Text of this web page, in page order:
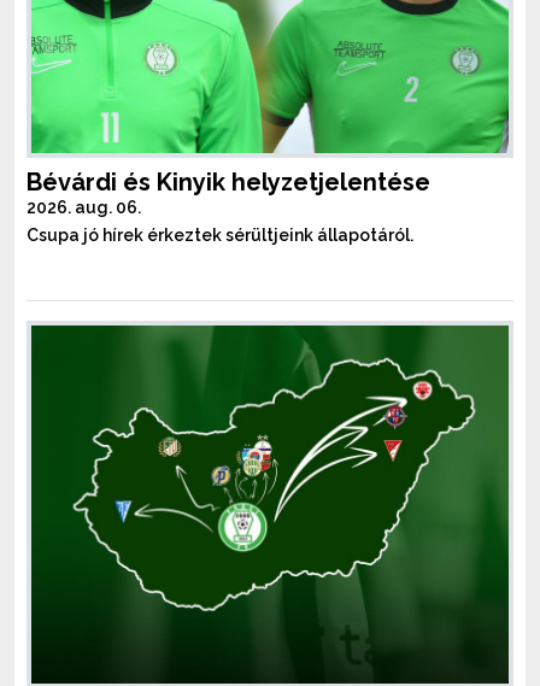
Bévárdi és Kinyik helyzetjelentése
2026. aug. 06.
Csupa jó hírek érkeztek sérültjeink állapotáról.